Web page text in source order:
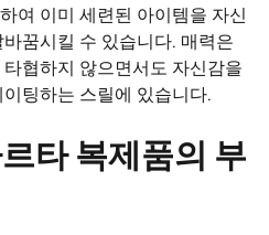
여 이미 세련된 아이템을 자신
꿈시킬 수 있습니다. 매력은
협하지 않으면서도 자신감을
팅하는 스릴에 있습니다.
타 복제품의 부